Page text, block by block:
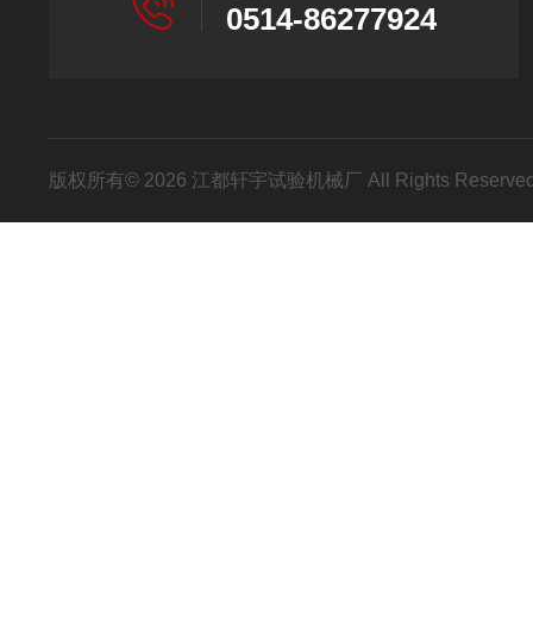
0514-86277924
版权所有© 2026 江都轩宇试验机械厂 All Rights